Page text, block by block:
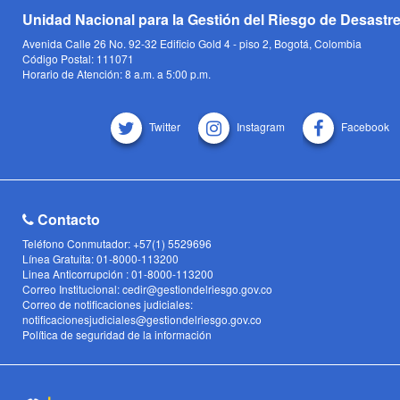
Unidad Nacional para la Gestión del Riesgo de
Avenida Calle 26 No. 92-32 Edificio Gold 4 - piso 2, Bogotá, Colombia
Código Postal: 111071
Horario de Atención: 8 a.m. a 5:00 p.m.
Twitter Instagram Facebook
Contacto
Teléfono Conmutador: +57(1) 5529696
Línea Gratuita: 01-8000-113200
Linea Anticorrupción : 01-8000-113200
Correo Institucional: cedir@gestiondelriesgo.gov.co
Correo de notificaciones judiciales:
notificacionesjudiciales@gestiondelriesgo.gov.co
Política de seguridad de la información